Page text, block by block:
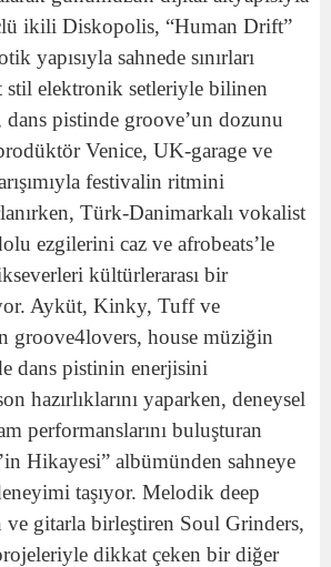
ikili Diskopolis, “Human Drift”
yapısıyla sahnede sınırları
stil elektronik setleriyle bilinen
pistinde groove’un dozunu
Venice, UK-garage ve
festivalin ritmini
Türk-Danimarkalı vokalist
ezgilerini caz ve afrobeats’le
kültürlerarası bir
Ayküt, Kinky, Tuff ve
groove4lovers, house müziğin
dans pistinin enerjisini
hazırlıklarını yaparken, deneysel
performanslarını buluşturan
Hikayesi” albümünden sahneye
taşıyor. Melodik deep
ve gitarla birleştiren Soul Grinders,
dikkat çeken bir diğer